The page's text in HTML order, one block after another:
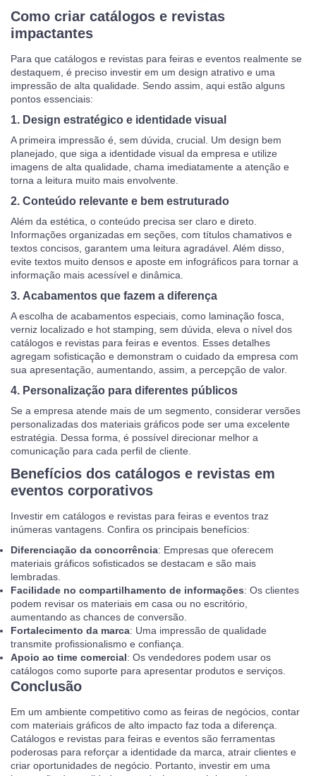
Como criar catálogos e revistas
impactantes
Para que catálogos e revistas para feiras e eventos realmente se
destaquem, é preciso investir em um design atrativo e uma
impressão de alta qualidade. Sendo assim, aqui estão alguns
pontos essenciais:
1. Design estratégico e identidade visual
A primeira impressão é, sem dúvida, crucial. Um design bem
planejado, que siga a identidade visual da empresa e utilize
imagens de alta qualidade, chama imediatamente a atenção e
torna a leitura muito mais envolvente.
2. Conteúdo relevante e bem estruturado
Além da estética, o conteúdo precisa ser claro e direto.
Informações organizadas em seções, com títulos chamativos e
textos concisos, garantem uma leitura agradável. Além disso,
evite textos muito densos e aposte em infográficos para tornar a
informação mais acessível e dinâmica.
3. Acabamentos que fazem a diferença
A escolha de acabamentos especiais, como laminação fosca,
verniz localizado e hot stamping, sem dúvida, eleva o nível dos
catálogos e revistas para feiras e eventos. Esses detalhes
agregam sofisticação e demonstram o cuidado da empresa com
sua apresentação, aumentando, assim, a percepção de valor.
4. Personalização para diferentes públicos
Se a empresa atende mais de um segmento, considerar versões
personalizadas dos materiais gráficos pode ser uma excelente
estratégia. Dessa forma, é possível direcionar melhor a
comunicação para cada perfil de cliente.
Benefícios dos catálogos e revistas em
eventos corporativos
Investir em catálogos e revistas para feiras e eventos traz
inúmeras vantagens. Confira os principais benefícios:
Diferenciação da concorrência: Empresas que oferecem
materiais gráficos sofisticados se destacam e são mais
lembradas.
Facilidade no compartilhamento de informações: Os clientes
podem revisar os materiais em casa ou no escritório,
aumentando as chances de conversão.
Fortalecimento da marca: Uma impressão de qualidade
transmite profissionalismo e confiança.
Apoio ao time comercial: Os vendedores podem usar os
catálogos como suporte para apresentar produtos e serviços.
Conclusão
Em um ambiente competitivo como as feiras de negócios, contar
com materiais gráficos de alto impacto faz toda a diferença.
Catálogos e revistas para feiras e eventos são ferramentas
poderosas para reforçar a identidade da marca, atrair clientes e
criar oportunidades de negócio. Portanto, investir em uma